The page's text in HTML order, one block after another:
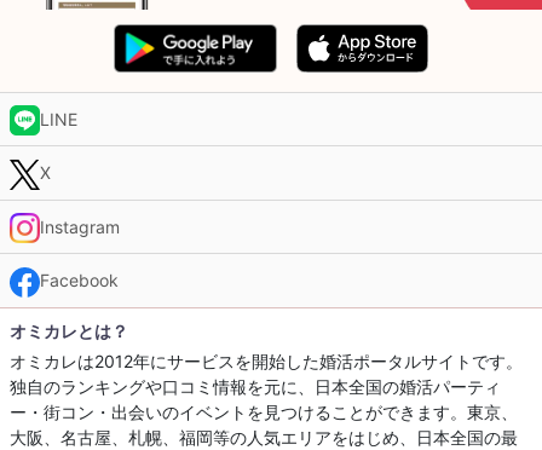
LINE
X
Instagram
Facebook
オミカレとは？
オミカレは2012年にサービスを開始した婚活ポータルサイトです。
独自のランキングや口コミ情報を元に、日本全国の婚活パーティ
ー・街コン・出会いのイベントを見つけることができます。東京、
大阪、名古屋、札幌、福岡等の人気エリアをはじめ、日本全国の最